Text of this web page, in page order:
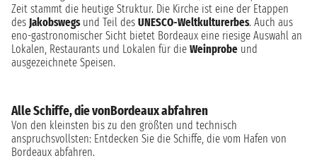
Zeit stammt die heutige Struktur. Die Kirche ist eine der Etappen
des Jakobswegsund Teil des UNESCO-Weltkulturerbes. Auch aus
eno-gastronomischer Sicht bietet Bordeaux eine riesige Auswahl an
Lokalen, Restaurants und Lokalen für die Weinprobe und
ausgezeichnete Speisen.
Alle Schiffe, die vonBordeaux abfahren
Von den kleinsten bis zu den größten und technisch
anspruchsvollsten: Entdecken Sie die Schiffe, die vom Hafen von
Bordeaux abfahren.